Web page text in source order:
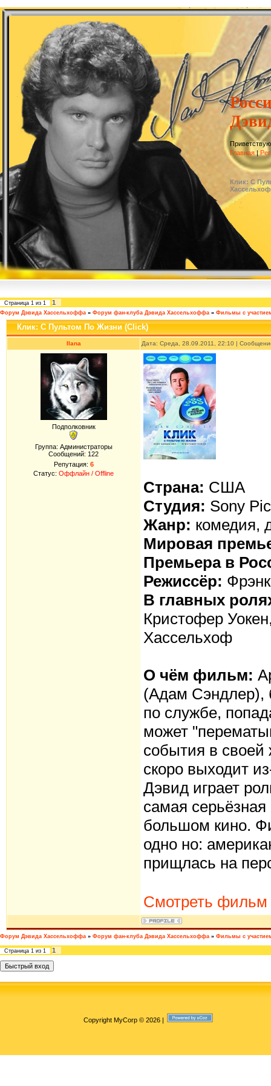
Главная|
Клик: С
Страница 1 из 1 1
Форум Дэвида Хассельхоффа » Форум фан-клуба Дэвида Хассельхоффа » Фильмы с
Клик: С Пультом По Жизни (Click)
Ilana Дата: Среда, 28.09.2011, 22:10 |
Подполковник
Группа: Администраторы
Сообщений: 122
Репутация: 6
Статус: Оффлайн / Offline
Страна: США
Студия: Sony
Жанр: комедия,
Мировая
Премьера в
Режиссёр:
В главных
Кристофер
Хассельхоф
О чём фильм:
(Адам Сэндлер),
по службе,
может
события в своей
скоро выходит
Дэвид играет
самая
большом кино.
одно но:
прищлась на
Смотреть фильм
Форум Дэвида Хассельхоффа » Форум фан-клуба Дэвида Хассельхоффа » Фильмы с
Страница 1 из 1 1
Copyright MyCorp © 2026|